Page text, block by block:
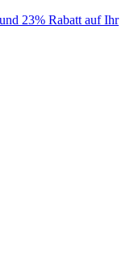
23% Rabatt auf Ihr